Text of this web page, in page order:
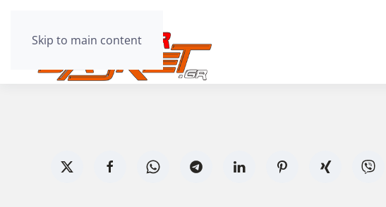
Skip to main content